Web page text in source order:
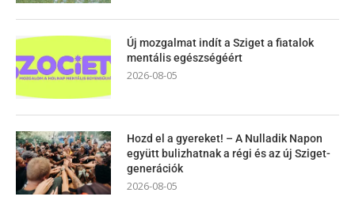
Új mozgalmat indít a Sziget a fiatalok
mentális egészségéért
2026-08-05
Hozd el a gyereket! – A Nulladik Napon
együtt bulizhatnak a régi és az új Sziget-
generációk
2026-08-05